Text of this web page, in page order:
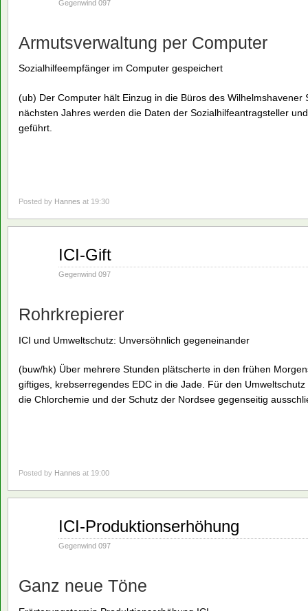
Gegenwind 097
Armutsverwaltung per Computer
Sozialhilfeempfänger im Computer gespeichert
(ub) Der Computer hält Einzug in die Büros des Wilhelmshavener
nächsten Jahres werden die Daten der Sozialhilfeantragsteller
geführt.
Posted by Hannes at 19:30
ICI-Gift
Gegenwind 097
Rohrkrepierer
ICI und Umweltschutz: Unversöhnlich gegeneinander
(buw/hk) Über mehrere Stunden plätscherte in den frühen
giftiges, krebserregendes EDC in die Jade. Für den
die Chlorchemie und der Schutz der Nordsee gegenseitig
Posted by Hannes at 19:00
ICI-Produktionserhöhung
Gegenwind 097
Ganz neue Töne